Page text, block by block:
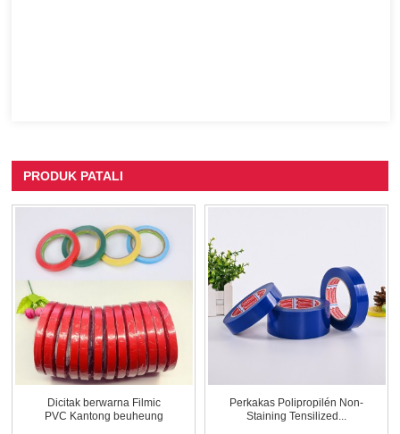
PRODUK PATALI
Dicitak berwarna Filmic
PVC Kantong beuheung
Perkakas Polipropilén Non-
Staining Tensilized...